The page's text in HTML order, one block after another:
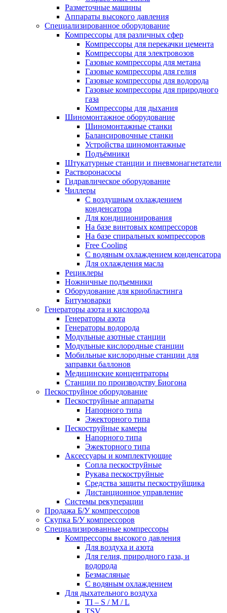
Разметочные машины
Аппараты высокого давления
Специализированное оборудование
Компрессоры для различных сфер
Компрессоры для перекачки цемента
Компрессоры для электровозов
Газовые компрессоры для метана
Газовые компрессоры для гелия
Газовые компрессоры для водорода
Газовые компрессоры для природного
газа
Компрессоры для дыхания
Шиномонтажное оборудование
Шиномонтажные станки
Балансировочные станки
Устройства шиномонтажные
Подъёмники
Штукатурные станции и пневмонагнетатели
Растворонасосы
Гидравлическое оборудование
Чиллеры
С воздушным охлаждением
конденсатора
Для кондиционирования
На базе винтовых компрессоров
На базе спиральных компрессоров
Free Cooling
С водяным охлаждением конденсатора
Для охлаждения масла
Рециклеры
Ножничные подъемники
Оборудование для криобластинга
Битумоварки
Генераторы азота и кислорода
Генераторы азота
Генераторы водорода
Модульные азотные станции
Модульные кислородные станции
Мобильные кислородные станции для
заправки баллонов
Медицинские концентраторы
Станции по производству Биогона
Пескоструйное оборудование
Пескоструйные аппараты
Напорного типа
Эжекторного типа
Пескоструйные камеры
Напорного типа
Эжекторного типа
Аксессуары и комплектующие
Сопла пескоструйные
Рукава пескоструйные
Средства защиты пескоструйщика
Дистанционное управление
Системы рекуперации
Продажа Б/У компрессоров
Скупка Б/У компрессоров
Специализированные компрессоры
Компрессоры высокого давления
Для воздуха и азота
Для гелия, природного газа, и
водорода
Безмасляные
С водяным охлаждением
Для дыхательного воздуха
TI – S / M / L
TSV